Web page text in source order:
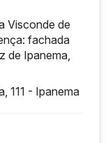
Visconde de
fachada
de Ipanema,
111 - Ipanema